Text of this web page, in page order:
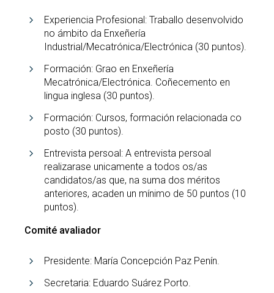
Experiencia Profesional: Traballo desenvolvido
no ámbito da Enxeñería
Industrial/Mecatrónica/Electrónica (30 puntos).
Formación: Grao en Enxeñería
Mecatrónica/Electrónica. Coñecemento en
lingua inglesa (30 puntos).
Formación: Cursos, formación relacionada co
posto (30 puntos).
Entrevista persoal: A entrevista persoal
realizarase unicamente a todos os/as
candidatos/as que, na suma dos méritos
anteriores, acaden un mínimo de 50 puntos (10
puntos).
Comité avaliador
Presidente: María Concepción Paz Penín.
Secretaria: Eduardo Suárez Porto.